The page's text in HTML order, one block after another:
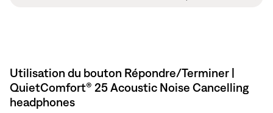
Utilisation du bouton Répondre/Terminer |
QuietComfort® 25 Acoustic Noise Cancelling
headphones